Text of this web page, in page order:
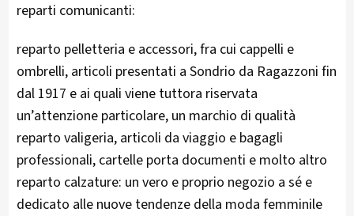
reparti comunicanti:
reparto pelletteria e accessori, fra cui cappelli e
ombrelli, articoli presentati a Sondrio da Ragazzoni fin
dal 1917 e ai quali viene tuttora riservata
un’attenzione particolare, un marchio di qualità
reparto valigeria, articoli da viaggio e bagagli
professionali, cartelle porta documenti e molto altro
reparto calzature: un vero e proprio negozio a sé e
dedicato alle nuove tendenze della moda femminile